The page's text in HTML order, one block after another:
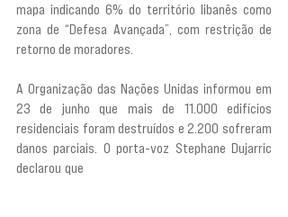
mapa indicando 6% do território libanês como
zona de “Defesa Avançada”, com restrição de
retorno de moradores.
A Organização das Nações Unidas informou em
23 de junho que mais de 11.000 edifícios
residenciais foram destruídos e 2.200 sofreram
danos parciais. O porta-voz Stephane Dujarric
declarou que